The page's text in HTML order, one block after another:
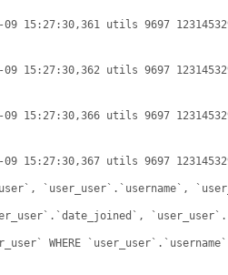
09 15:27:30,361 utils 9697
09 15:27:30,362 utils 9697
09 15:27:30,366 utils 9697
09 15:27:30,367 utils 9697
`user_user`.`username`,
WHERE